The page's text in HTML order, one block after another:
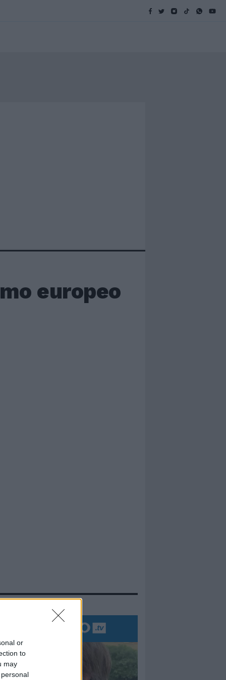
or
to
may
europeo